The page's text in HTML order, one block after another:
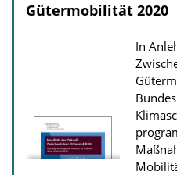
c
t
i
o
n
D
o
Gütermobilität 2020
In